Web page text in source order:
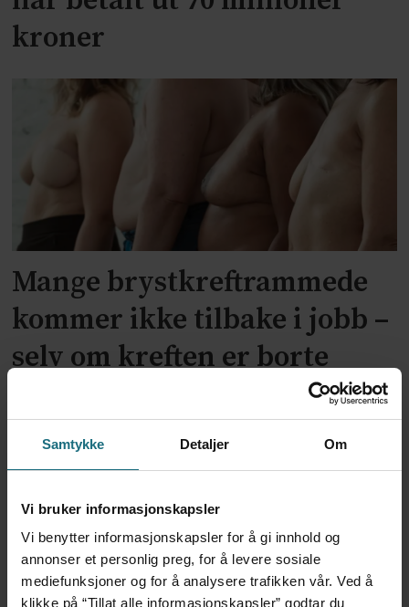
Samtykke Detaljer Om
Vi bruker informasjonskapsler
Vi benytter informasjonskapsler for å gi innhold og
annonser et personlig preg, for å levere sosiale
mediefunksjoner og for å analysere trafikken vår. Ved å
klikke på “Tillat alle informasjonskapsler” godtar du
kroner
Mange brystkreftrammede
kommer ikke tilbake i jobb –
selv om kreften er borte